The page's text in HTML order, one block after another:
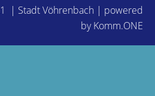
| Stadt Vöhrenbach | powered
byKomm.ONE